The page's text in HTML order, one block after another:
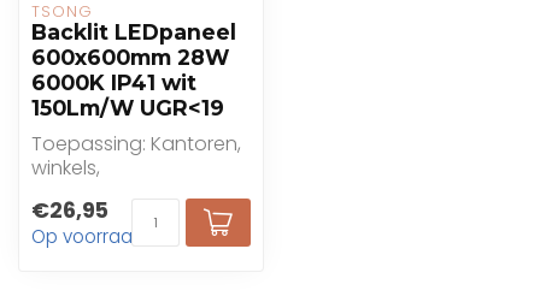
TSONG
Backlit LEDpaneel
600x600mm 28W
6000K IP41 wit
150Lm/W UGR<19
Toepassing: Kantoren,
winkels,
gezondheidszorg,
onderwijs
€26,95
Op voorraad